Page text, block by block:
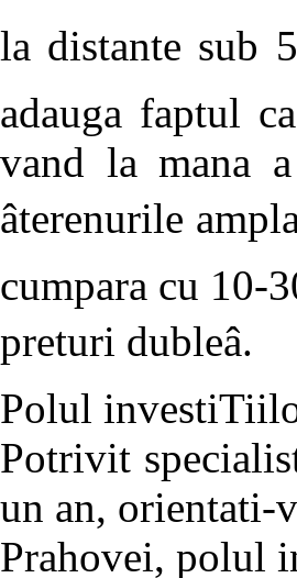
la distante sub
adauga faptul
vand la mana
âterenurile
cumpara cu 10-
preturi dubleâ.
Polul
Potrivit
un an, orientati-
Prahovei, polul